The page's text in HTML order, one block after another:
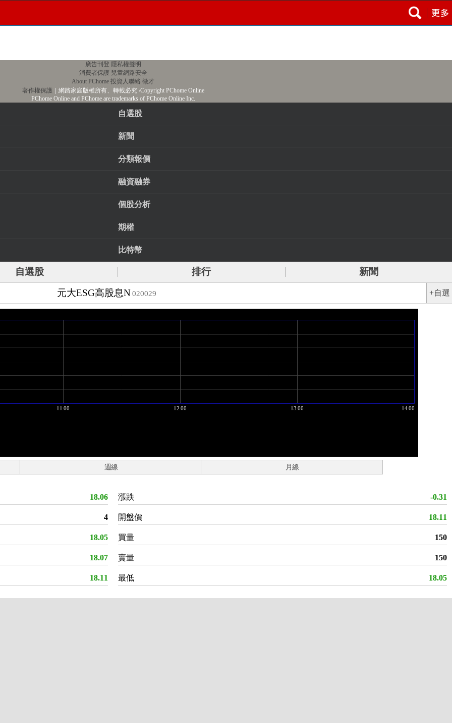
廣告刊登 隱私權聲明
消費者保護 兒童網路安全
About PChome 投資人聯絡 徵才
著作權保護 ｜網路家庭版權所有、轉載必究‧Copyright PChome Online
PChome Online and PChome are trademarks of PChome Online Inc.
自選股
新聞
分類報價
融資融券
個股分析
期權
比特幣
自選股 排行
新聞
元大ESG高股息N020029 +自選
週線 月線
18.06
4
18.05
18.07
18.11
漲跌 -0.31
開盤價 18.11
買量 150
賣量 150
最低 18.05